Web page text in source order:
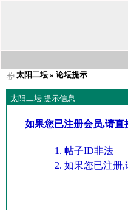
太阳二坛» 论坛提示
太阳二坛 提示信息
如果您已注册会员,请
帖子ID非法
如果您已注册,